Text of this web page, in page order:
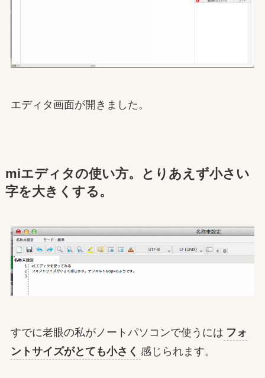
エディタ画面が開きました。
miエディタの使い方。とりあえず小さい
字を大きくする。
すでに老眼の私がノートパソコンで使うには フォ
ントサイズがとても小さく 感じられます。